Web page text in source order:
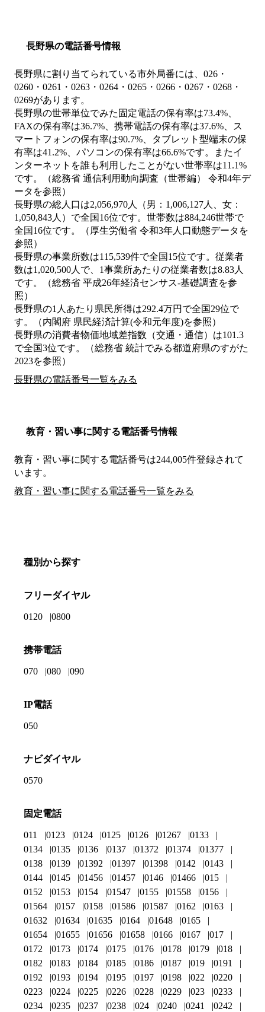
長野県の電話番号情報
長野県に割り当てられている市外局番には、026・
0260・0261・0263・0264・0265・0266・0267・0268・
0269があります。
長野県の世帯単位でみた固定電話の保有率は73.4%、
FAXの保有率は36.7%、携帯電話の保有率は37.6%、ス
マートフォンの保有率は90.7%、タブレット型端末の保
有率は41.2%、パソコンの保有率は66.6%です。またイ
ンターネットを誰も利用したことがない世帯率は11.1%
です。（総務省 通信利用動向調査（世帯編） 令和4年デ
ータを参照）
長野県の総人口は2,056,970人（男：1,006,127人、女：
1,050,843人）で全国16位です。世帯数は884,246世帯で
全国16位です。（厚生労働省 令和3年人口動態データを
参照）
長野県の事業所数は115,539件で全国15位です。従業者
数は1,020,500人で、1事業所あたりの従業者数は8.83人
です。（総務省 平成26年経済センサス‐基礎調査を参
照）
長野県の1人あたり県民所得は292.4万円で全国29位で
す。（内閣府 県民経済計算(令和元年度)を参照）
長野県の消費者物価地域差指数（交通・通信）は101.3
で全国3位です。（総務省 統計でみる都道府県のすがた
2023を参照）
長野県の電話番号一覧をみる
教育・習い事に関する電話番号情報
教育・習い事に関する電話番号は244,005件登録されて
います。
教育・習い事に関する電話番号一覧をみる
種別から探す
フリーダイヤル
0120 0800
携帯電話
070 080 090
IP電話
050
ナビダイヤル
0570
固定電話
011 0123 0124 0125 0126 01267
0133
0134
0135 0136 0137 01372 01374
01377
0138
0139 01392 01397 01398 0142
0143
0144
0145 01456 01457 0146 01466
015
0152
0153 0154 01547 0155 01558
0156
01564
0157 0158 01586 01587 0162
0163
01632
01634 01635 0164 01648
0165
01654
01655 01656 01658 0166 0167
017
0172
0173 0174 0175 0176 0178 0179
018
0182
0183 0184 0185 0186 0187 019
0191
0192
0193 0194 0195 0197 0198 022
0220
0223
0224 0225 0226 0228 0229 023
0233
0234
0235 0237 0238 024 0240 0241 0242